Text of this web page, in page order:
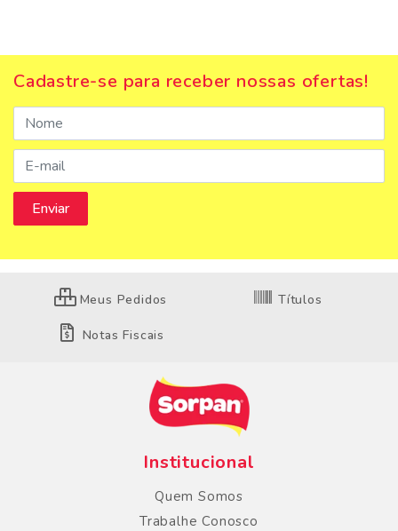
Cadastre-se para receber nossas ofertas!
Meus Pedidos Títulos
Notas Fiscais
Institucional
Quem Somos
Trabalhe Conosco